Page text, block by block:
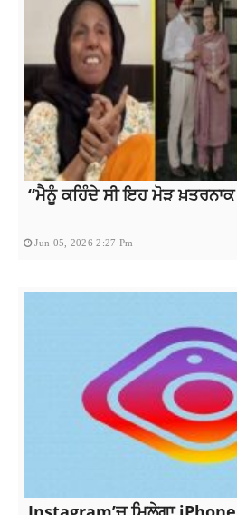
“ਮੈਨੂੰ ਕਹਿੰਦੇ ਸੀ ਇਹ ਮੋੜ
Jun 05, 2026 2:27 Pm